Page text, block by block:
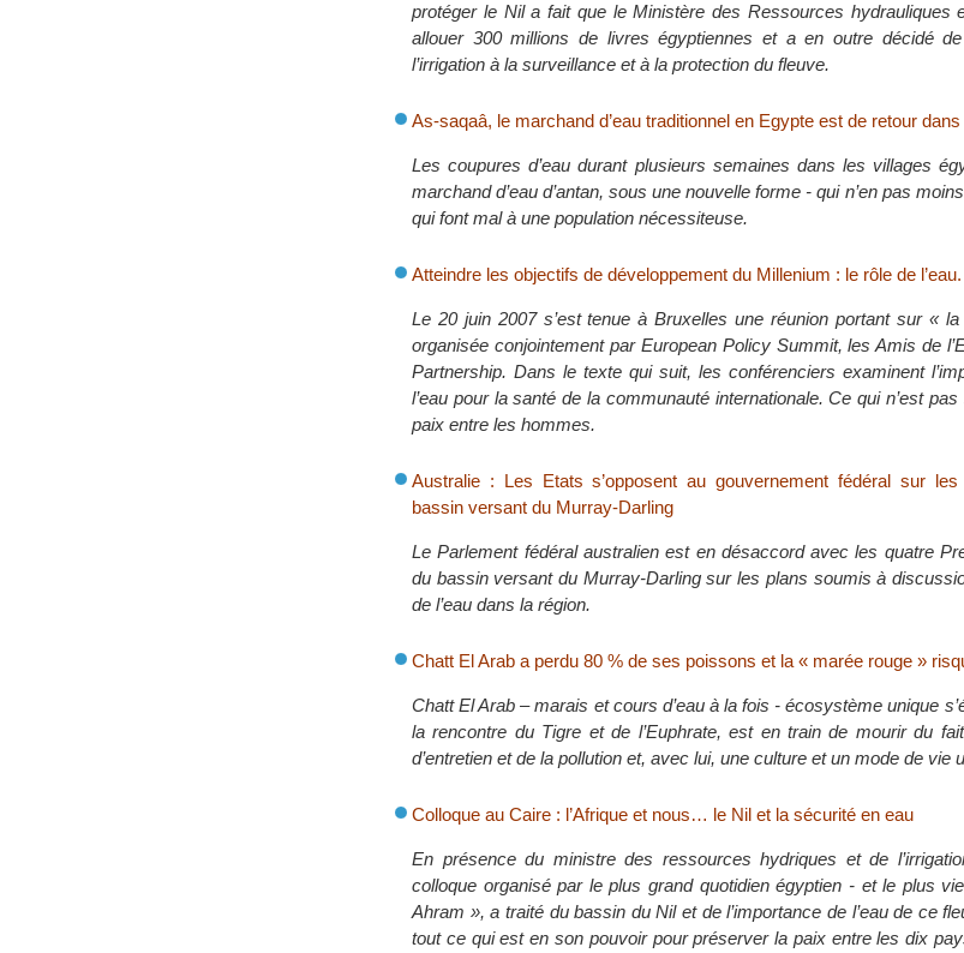
protéger le Nil a fait que le Ministère des Ressources hydrauliques
allouer 300 millions de livres égyptiennes et a en outre décidé
l’irrigation à la surveillance et à la protection du fleuve.
As-saqaâ, le marchand d’eau traditionnel en Egypte est de retour
Les coupures d’eau durant plusieurs semaines dans les villages
marchand d’eau d’antan, sous une nouvelle forme - qui n’en pas
qui font mal à une population nécessiteuse.
Atteindre les objectifs de développement du Millenium : le rôle de l’eau.
Le 20 juin 2007 s’est tenue à Bruxelles une réunion portant sur « la
organisée conjointement par European Policy Summit, les Amis de
Partnership. Dans le texte qui suit, les conférenciers examinent
l’eau pour la santé de la communauté internationale. Ce qui n’est
paix entre les hommes.
Australie : Les Etats s’opposent au gouvernement fédéral sur les
bassin versant du Murray-Darling
Le Parlement fédéral australien est en désaccord avec les quatre
du bassin versant du Murray-Darling sur les plans soumis à
de l’eau dans la région.
Chatt El Arab a perdu 80 % de ses poissons et la « marée rouge »
Chatt El Arab – marais et cours d’eau à la fois - écosystème unique
la rencontre du Tigre et de l’Euphrate, est en train de mourir du
d’entretien et de la pollution et, avec lui, une culture et un mode de vie
Colloque au Caire : l’Afrique et nous… le Nil et la sécurité en eau
En présence du ministre des ressources hydriques et de
colloque organisé par le plus grand quotidien égyptien - et le plus
Ahram », a traité du bassin du Nil et de l’importance de l’eau de ce
tout ce qui est en son pouvoir pour préserver la paix entre les dix